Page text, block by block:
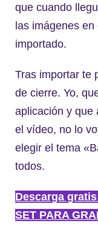
que cuando
las imágenes
importado.
Tras importar te
de cierre. Yo,
aplicación y que
el vídeo, no lo
elegir el tema
todos.
Descarga
SET PARA